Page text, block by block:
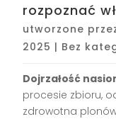
rozpoznać
utworzone
2025 | Bez
Dojrzałość
procesie zbioru,
zdrowotna